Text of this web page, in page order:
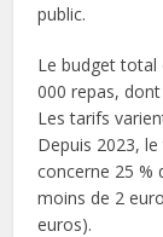
public.
Le budget total
000 repas,
Les tarifs
Depuis 2023,
concerne 25 %
moins de 2
euros).